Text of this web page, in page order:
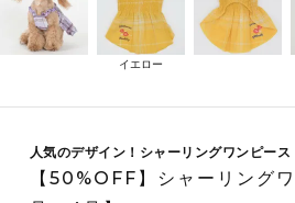
イエロー
人気のデザイン！シャーリングワンピース
【50%OFF】シャーリング